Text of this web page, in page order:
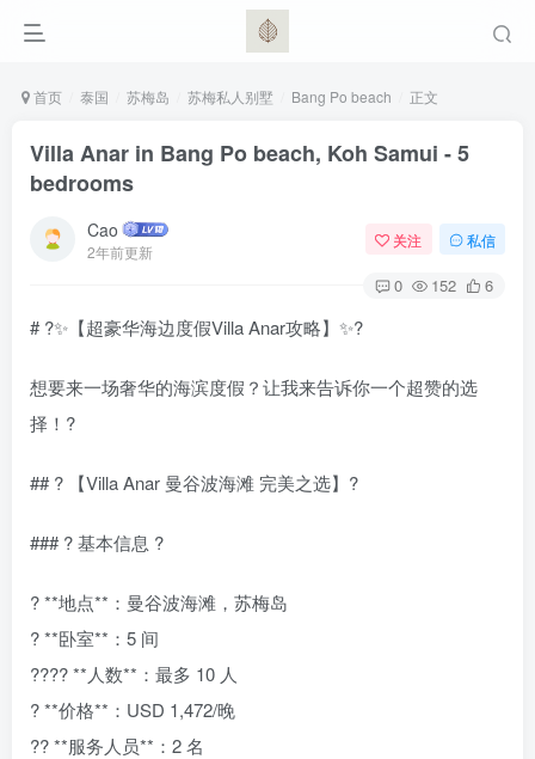
首页 泰国 苏梅岛 苏梅私人别墅 Bang Po beach 正文
Villa Anar in Bang Po beach, Koh Samui - 5
bedrooms
Cao
2年前更新
关注 私信
0 152 6
# ?✨【超豪华海边度假Villa Anar攻略】✨?
想要来一场奢华的海滨度假？让我来告诉你一个超赞的选
择！?
## ?️ 【Villa Anar 曼谷波海滩 完美之选】?️
### ? 基本信息 ?
? **地点**：曼谷波海滩，苏梅岛
?️ **卧室**：5 间
?‍?‍?‍? **人数**：最多 10 人
? **价格**：USD 1,472/晚
?‍? **服务人员**：2 名